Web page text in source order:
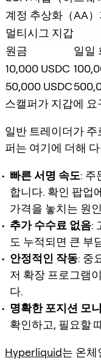
계정 추상화（AA
멀티시그 지갑
원금
일일
10,000 USDC
50,000 USDC
스캘퍼가 지갑에 요
일반 트레이더가
퍼는 여기에 더해
빠른 서명 속도: 주
합니다. 확인 팝업
가격을 놓치는 원
추가 수수료 없음:
도 누적되면 큰 부
안정적인 작동: 중
저 확장 프로그램
다.
명확한 포지션 모
확인하고, 필요할
Hyperliquid는 온체